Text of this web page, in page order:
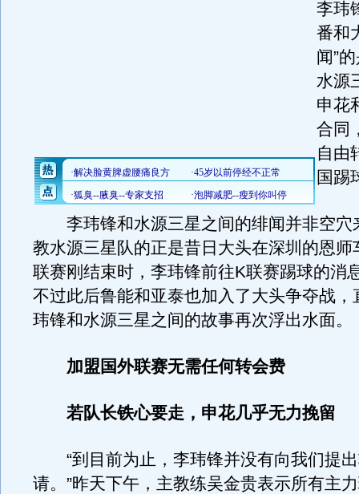
李玮
番和
闻”
水源
申花
合同
自由
国踢
李玮锋和水源三星之间的绯闻并非空穴
教水源三星队的正是昔日大头在深圳的恩师
联赛刚结束时，李玮锋前往K联赛踢球的消
不过此后鲁能和亚泰也加入了大头争夺战，
玮锋和水源三星之间的故事再次浮出水面。
加盟国外联赛无需任何转会费
若队长铁心要走，申花几乎无力挽留
“到目前为止，李玮锋并没有向我们提
请。”昨天下午，主教练吴金贵表示所有主